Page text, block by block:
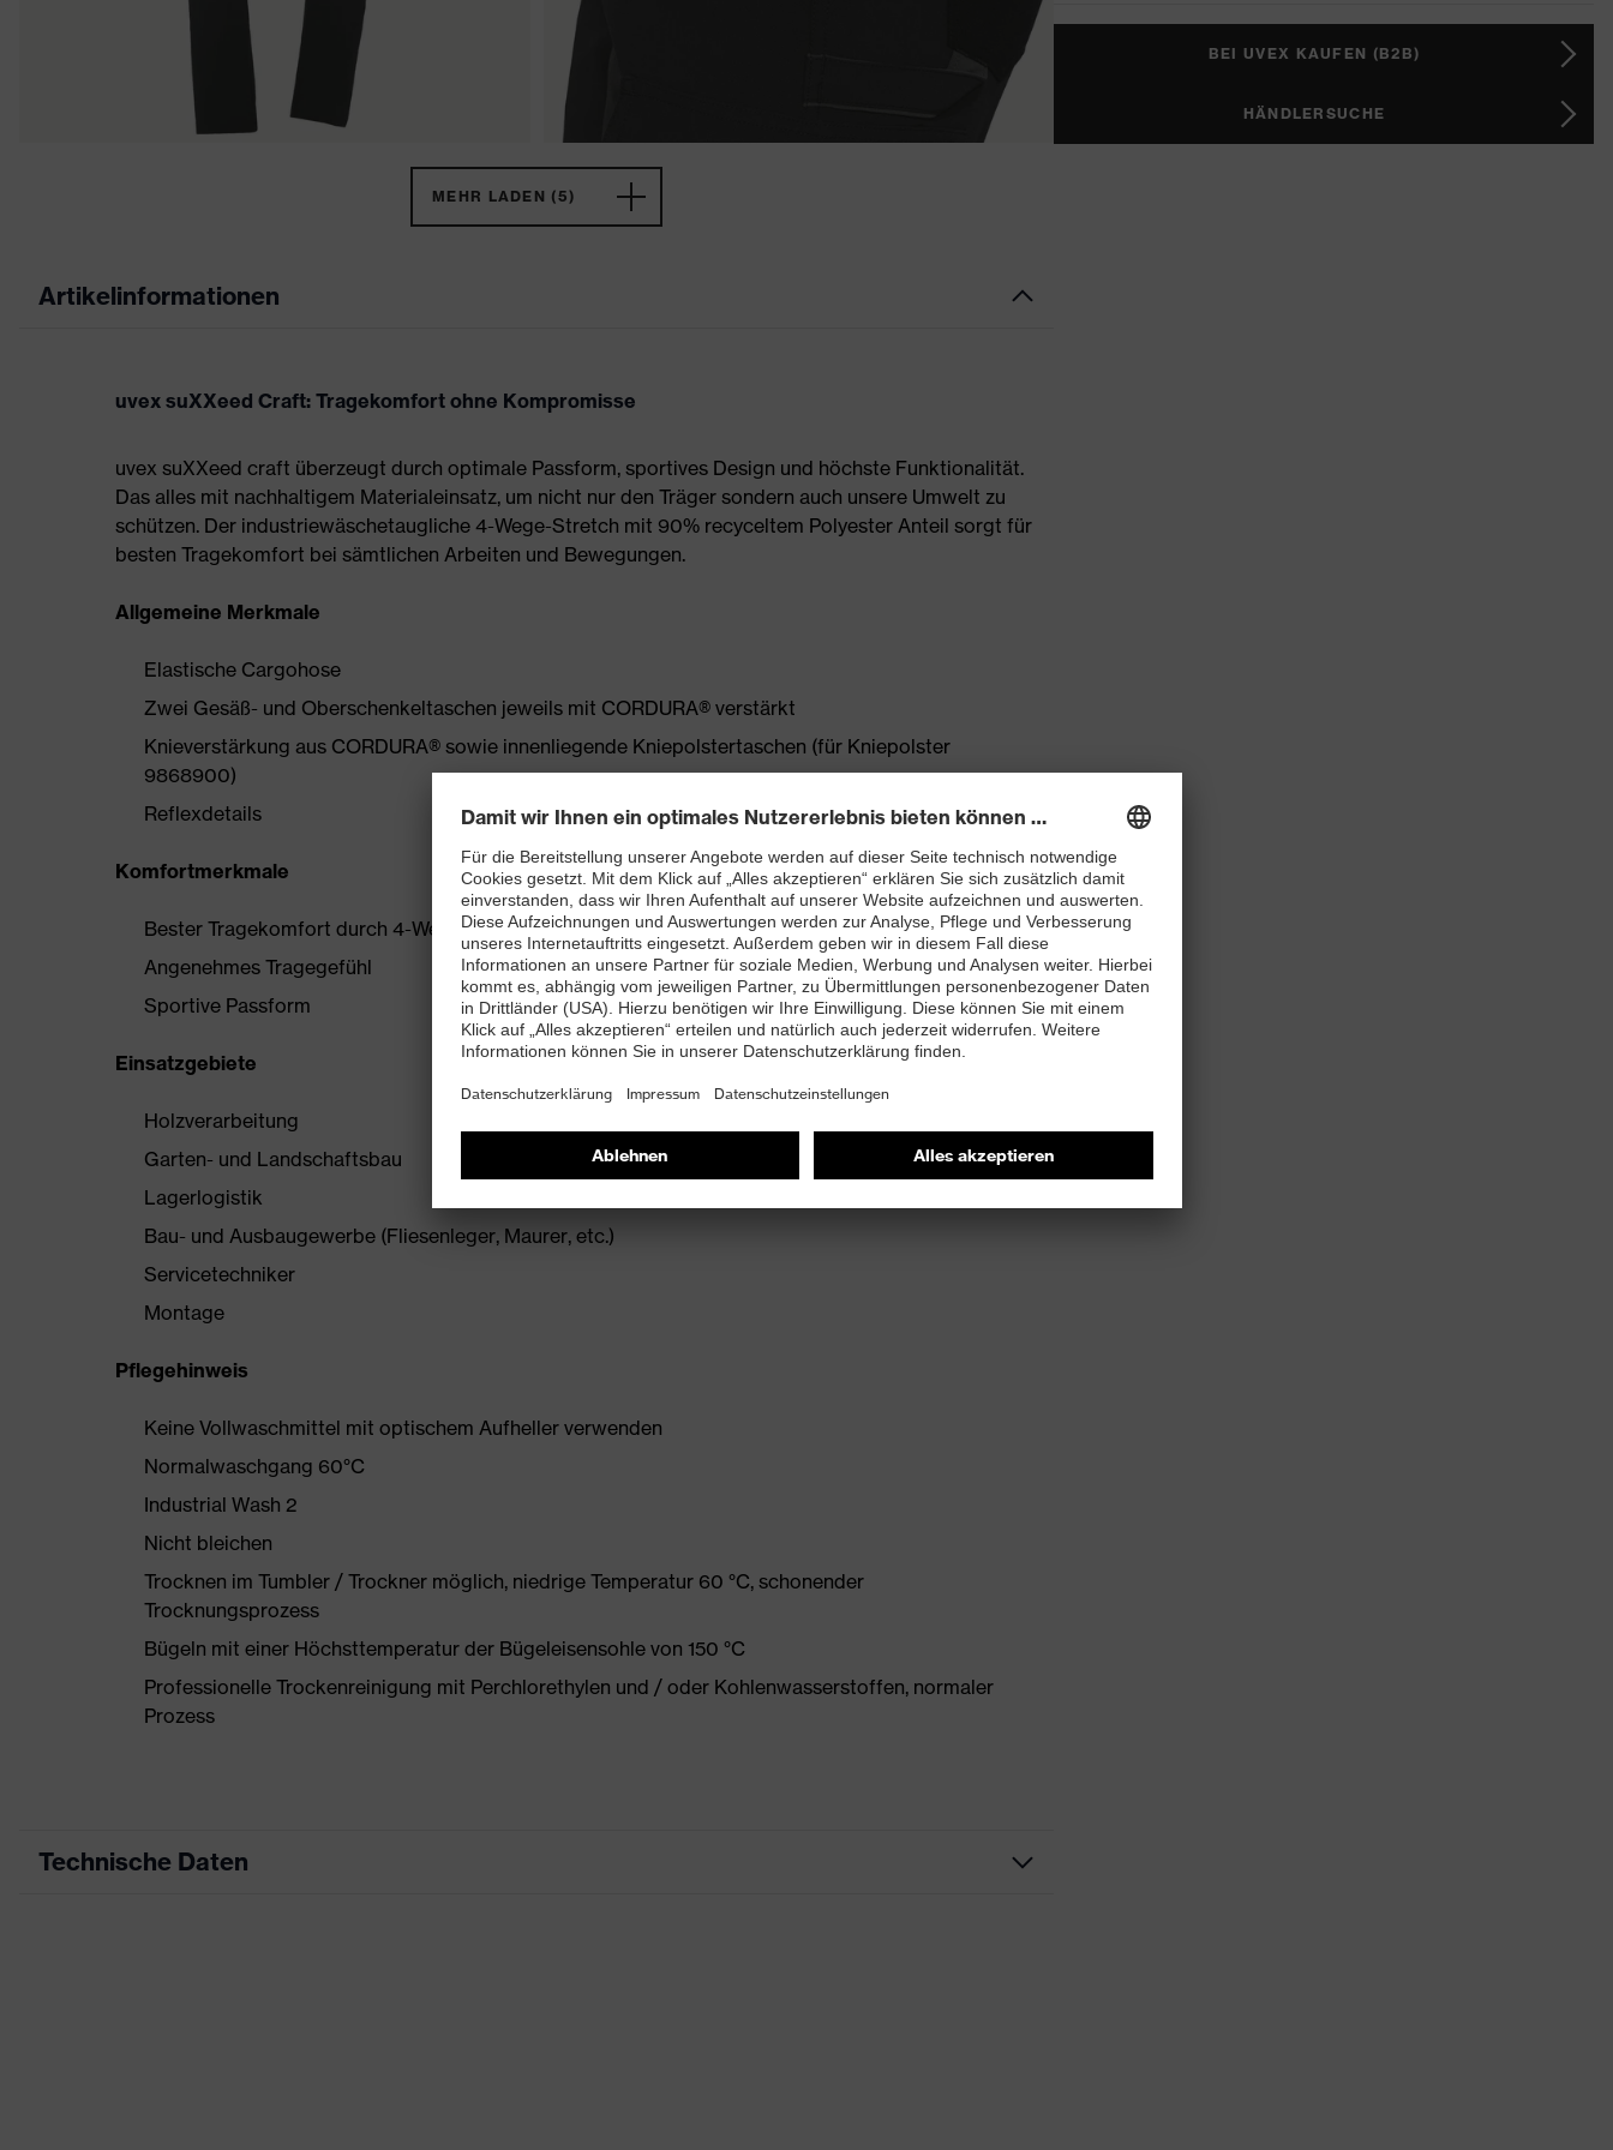
MEHR LADEN (5)
Artikelinformationen
uvex suXXeed Craft: Tragekomfort ohne Kompromisse
uvex suXXeed craft überzeugt durch optimale Passform, sportives Design und höchste Funktionalität.
Das alles mit nachhaltigem Materialeinsatz, um nicht nur den Träger sondern auch unsere Umwelt zu
schützen. Der industriewäschetaugliche 4-Wege-Stretch mit 90% recyceltem Polyester Anteil sorgt für
besten Tragekomfort bei sämtlichen Arbeiten und Bewegungen.
Allgemeine Merkmale
Elastische Cargohose
Zwei Gesäß- und Oberschenkeltaschen jeweils mit CORDURA® verstärkt
Knieverstärkung aus CORDURA® sowie innenliegende Kniepolstertaschen (für Kniepolster
9868900)
Reflexdetails
Komfortmerkmale
Bester Tragekomfort durch 4-Wege-Stretch
Angenehmes Tragegefühl
Sportive Passform
Einsatzgebiete
Holzverarbeitung
Garten- und Landschaftsbau
Lagerlogistik
Bau- und Ausbaugewerbe (Fliesenleger, Maurer, etc.)
Servicetechniker
Montage
Pflegehinweis
Keine Vollwaschmittel mit optischem Aufheller verwenden
Normalwaschgang 60°C
Industrial Wash 2
Nicht bleichen
Trocknen im Tumbler / Trockner möglich, niedrige Temperatur 60 °C, schonender
Trocknungsprozess
Bügeln mit einer Höchsttemperatur der Bügeleisensohle von 150 °C
Professionelle Trockenreinigung mit Perchlorethylen und / oder Kohlenwasserstoffen, normaler
Prozess
Technische Daten
BEI UVEX KAUFEN (B2B)
HÄNDLERSUCHE